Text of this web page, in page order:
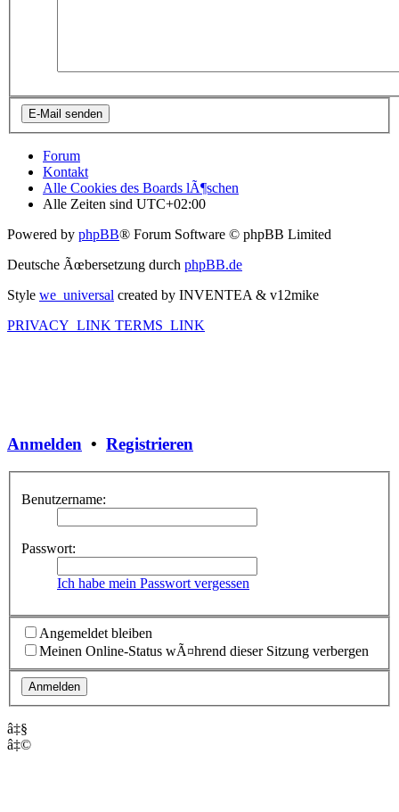
Forum
Kontakt
Alle Cookies des Boards lÃ¶schen
Alle Zeiten sind UTC+02:00
Powered by phpBB® Forum Software © phpBB Limited
Deutsche Ãœbersetzung durch phpBB.de
Style we_universal created by INVENTEA & v12mike
PRIVACY_LINK TERMS_LINK
Anmelden • Registrieren
Benutzername:
Passwort:
Ich habe mein Passwort vergessen
Angemeldet bleiben
Meinen Online-Status wÃ¤hrend dieser Sitzung verbergen
â‡§
â‡©